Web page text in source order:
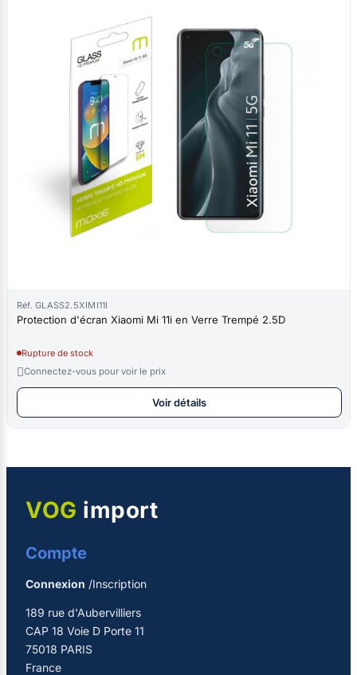
Réf. GLASS2.5XIMI11I
Protection d'écran Xiaomi Mi 11i en Verre Trempé 2.5D
Rupture de stock
Connectez-vous pour voir le prix
Voir détails
VOG import
Compte
Connexion /Inscription
189 rue d'Aubervilliers
CAP 18 Voie D Porte 11
75018 PARIS
France